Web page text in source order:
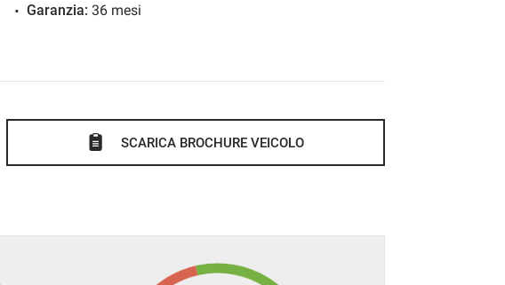
reale: WWW.AUTOMOBILIPERRONE.IT
e foto più dettagliate.
Garanzia: 36 mesi
SCARICA BROCHURE VEICOLO